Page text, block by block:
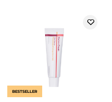
BESTSELLER